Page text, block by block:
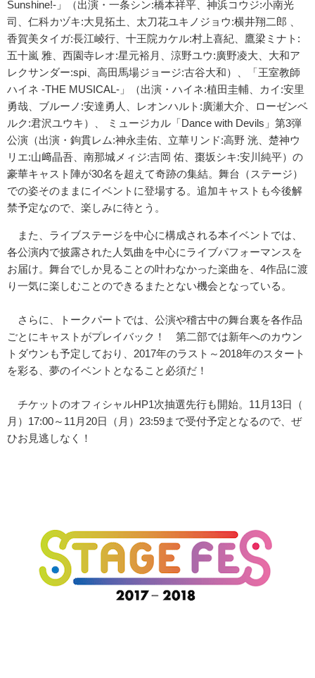
Sunshine!-」（出演・一条シン:橋本祥平、 神浜コウジ:小南光
司、仁科カヅキ:大見拓土、 太刀花ユキノジョウ:横井翔二郎 、
香賀美タイガ:長江崚行、十王院カケル:村上喜紀、 鷹梁ミナト:
五十嵐 雅、西園寺レオ:星元裕月、涼野ユウ:廣野凌大、 大和ア
レクサンダー:spi、高田馬場ジョージ:古谷大和）、「王室教師
ハイネ -THE MUSICAL-」（出演・ハイネ:植田圭輔、カイ:安里
勇哉、 ブルーノ:安達勇人、レオンハルト:廣瀬大介、ローゼンベ
ルク:君沢ユウキ）、 ミュージカル「Dance with Devils」第3弾
公演（出演・鉤貫レム:神永圭佑、 立華リンド:高野 洸、楚神ウ
リエ:山﨑晶吾、南那城メィジ:吉岡 佑、棗坂シキ:安川純平） の
豪華キャスト陣が30名を超えて奇跡の集結。舞台（ステージ）
での姿そのままにイベントに登場する。 追加キャストも今後解
禁予定なので、楽しみに待とう。
また、ライブステージを中心に構成される本イベントでは、
各公演内で披露された人気曲を中心にライブパフォーマンスを
お届け。舞台でしか見ることの叶わなかった楽曲を、 4作品に渡
り一気に楽しむことのできるまたとない機会となっている。
さらに、トークパートでは、 公演や稽古中の舞台裏を各作品
ごとにキャストがプレイバック！ 第二部では新年へのカウン
トダウンも予定しており、 2017年のラスト～2018年のスタート
を彩る、 夢のイベントとなること必須だ！
チケットのオフィシャルHP1次抽選先行も開始。11月13日（
月）17:00～11月20日（月）23:59まで受付予定となるので、ぜ
ひお見逃しなく！